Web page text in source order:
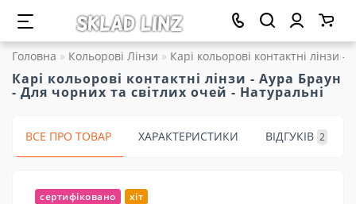
Головна Кольорові Лінзи Карі кольорові контактні лінзи
Карі кольорові контактні лінзи - Аура Браун
- Для чорних та світлих очей - Натуральні
ВСЕ ПРО ТОВАР ХАРАКТЕРИСТИКИ ВІДГУКІВ 2
сертифіковано хіт